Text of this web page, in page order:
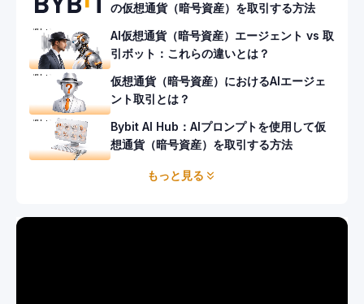
の仮想通貨（暗号資産）を取引する方法
AI仮想通貨（暗号資産）エージェント vs 取
引ボット：これらの違いとは？
仮想通貨（暗号資産）におけるAIエージェ
ント取引とは？
Bybit AI Hub：AIプロンプトを使用して仮
想通貨（暗号資産）を取引する方法
もっと見る